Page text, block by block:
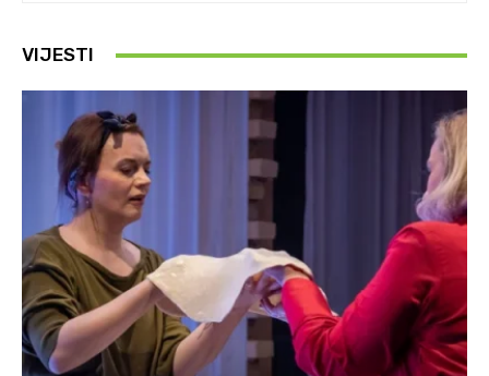
VIJESTI